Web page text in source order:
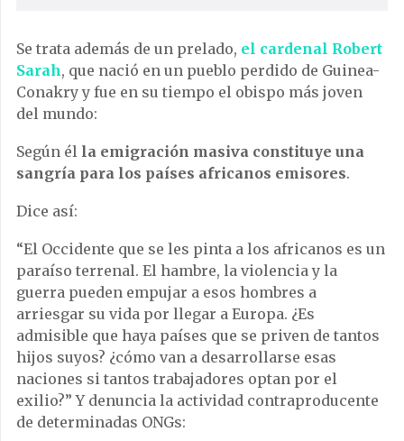
Se trata además de un prelado, el cardenal Robert
Sarah, que nació en un pueblo perdido de Guinea-
Conakry y fue en su tiempo el obispo más joven
del mundo:
Según él la emigración masiva constituye una
sangría para los países africanos emisores.
Dice así:
“El Occidente que se les pinta a los africanos es un
paraíso terrenal. El hambre, la violencia y la
guerra pueden empujar a esos hombres a
arriesgar su vida por llegar a Europa. ¿Es
admisible que haya países que se priven de tantos
hijos suyos? ¿cómo van a desarrollarse esas
naciones si tantos trabajadores optan por el
exilio?” Y denuncia la actividad contraproducente
de determinadas ONGs: